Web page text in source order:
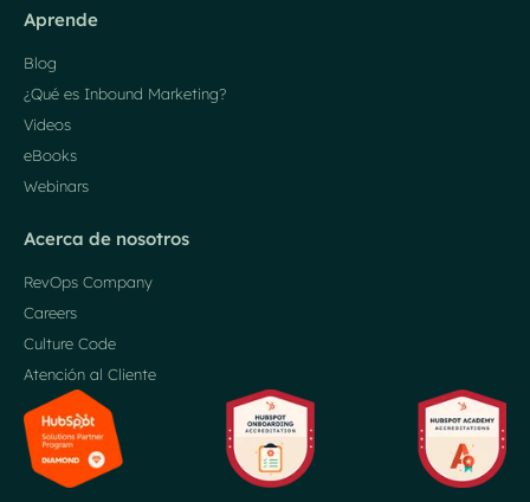
Aprende
Blog
¿Qué es Inbound Marketing?
Videos
eBooks
Webinars
Acerca de nosotros
RevOps Company
Careers
Culture Code
Atención al Cliente